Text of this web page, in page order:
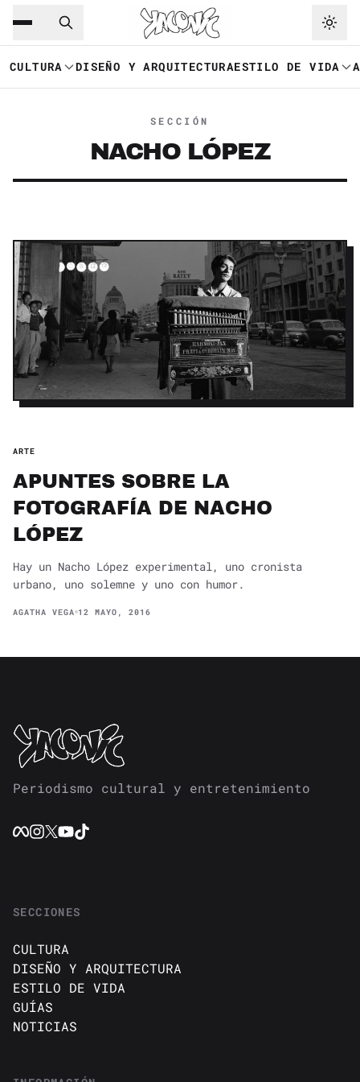
Saltar al contenido principal
CULTURA DISEÑO Y ARQUITECTURAESTILO DE VIDA
SECCIÓN
NACHO LÓPEZ
ARTE
APUNTES SOBRE LA
FOTOGRAFÍA DE NACHO
LÓPEZ
Hay un Nacho López experimental, uno cronista
urbano, uno solemne y uno con humor.
AGATHA VEGA 12 MAYO, 2016
Periodismo cultural y entretenimiento
SECCIONES
CULTURA
DISEÑO Y ARQUITECTURA
ESTILO DE VIDA
GUÍAS
NOTICIAS